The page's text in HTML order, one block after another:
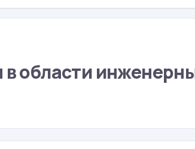
области